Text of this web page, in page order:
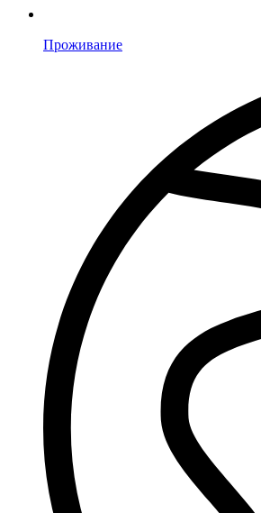
Проживание